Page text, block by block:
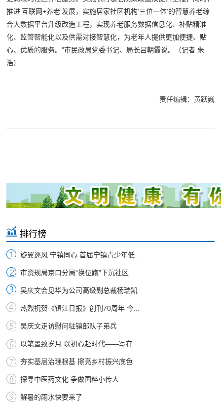
推进‘互联网+养老’发展，实施居家社区机构‘三位一体’的智慧养老综
合大数据平台升级改造工程，实现养老服务数据信息化、补贴精准
化、监管智能化以及供需对接智慧化，为老年人提供更加便捷、贴
心、优质的服务。”市民政局党委书记、局长吕朝霞说。（记者 朱
浩）
责任编辑：黄跃巍
排行榜
旋翼逐风 宁镇同心 首届宁镇青少年低...
市资规局京口分局“换位跑”下沉社区
吴庆文会见华为公司高级副总裁杨瑞凯
热烈祝贺《镇江日报》创刊70周年 今...
吴庆文走访慰问驻镇部队子弟兵
以笔墨致岁月 以初心赴时代——写在...
夯实基层治理根基 擦亮乡村振兴底色
探寻中医药文化 争做国粹小传人
解暑的雨水快要来了